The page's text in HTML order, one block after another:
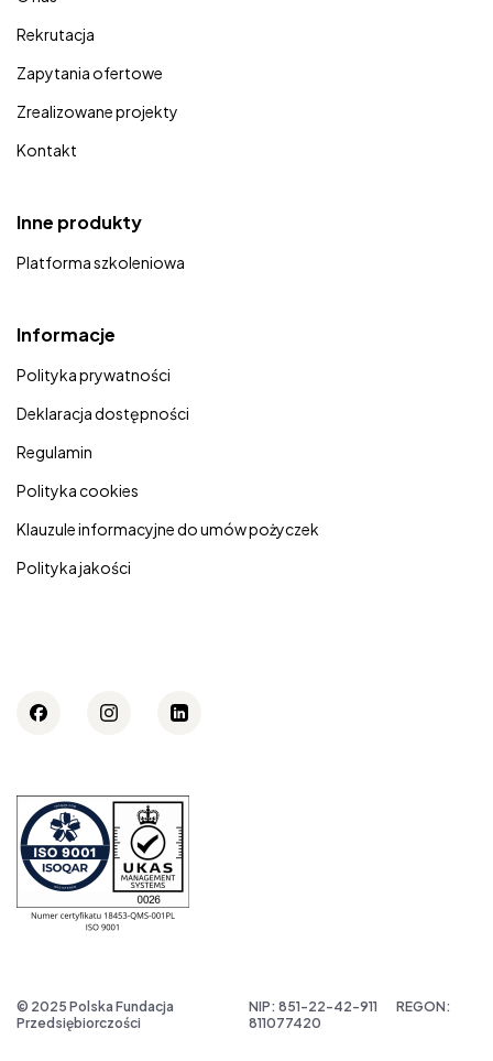
Rekrutacja
Zapytania ofertowe
Zrealizowane projekty
Kontakt
Inne produkty
Platforma szkoleniowa
Informacje
Polityka prywatności
Deklaracja dostępności
Regulamin
Polityka cookies
Klauzule informacyjne do umów pożyczek
Polityka jakości
© 2025 Polska Fundacja
Przedsiębiorczości
NIP: 851-22-42-911
REGON:
811077420